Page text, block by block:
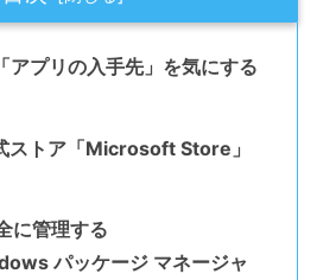
アプリの入手先」を気にする
ストア「Microsoft Store」
に管理する
パッケージ マネージャ